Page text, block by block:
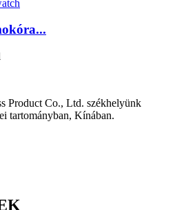
Product Co., Ltd. székhelyünk
tartományban, Kínában.